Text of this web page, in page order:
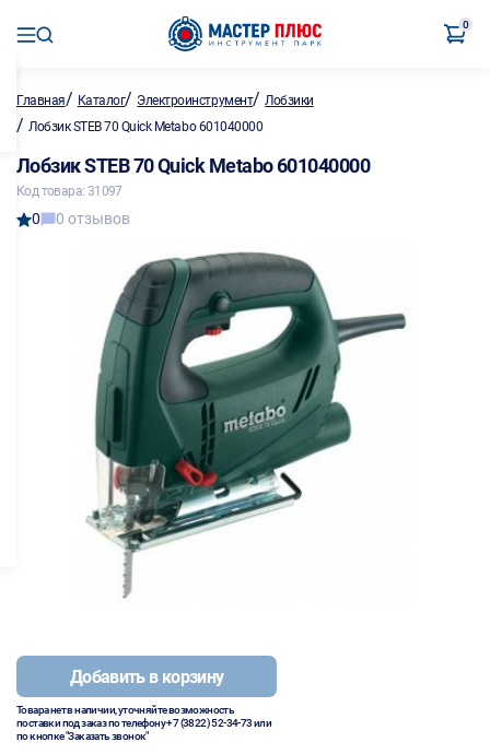
0
Главная/ Каталог/ Электроинструмент/Лобзики
/ Лобзик STEB 70 Quick Metabo 601040000
Лобзик STEB 70 Quick Metabo 601040000
Код товара: 31097
0 0 отзывов
Добавить в корзину
Товара нет в наличии, уточняйте возможность
поставки под заказ по телефону+7 (3822) 52-34-73или
по кнопке "Заказать звонок"